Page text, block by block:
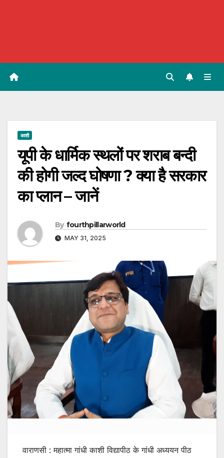
काशी
यूपी के धार्मिक स्थलों पर शराब बन्दी
की होगी जल्द घोषणा ? क्या है सरकार
का प्लान – जानें
By fourthpillarworld
MAY 31, 2025
वाराणसी : महात्मा गांधी काशी विद्यापीठ के गांधी अध्ययन पीठ